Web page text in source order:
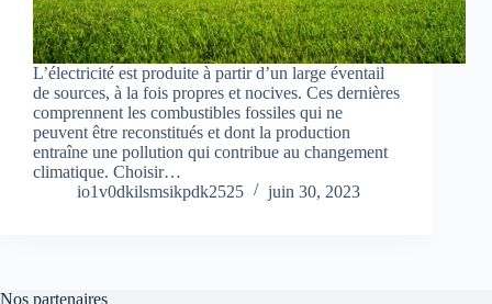
L’électricité est produite à partir d’un large éventail
de sources, à la fois propres et nocives. Ces dernières
comprennent les combustibles fossiles qui ne
peuvent être reconstitués et dont la production
entraîne une pollution qui contribue au changement
climatique. Choisir…
io1v0dkilsmsikpdk2525
juin 30, 2023
Nos partenaires